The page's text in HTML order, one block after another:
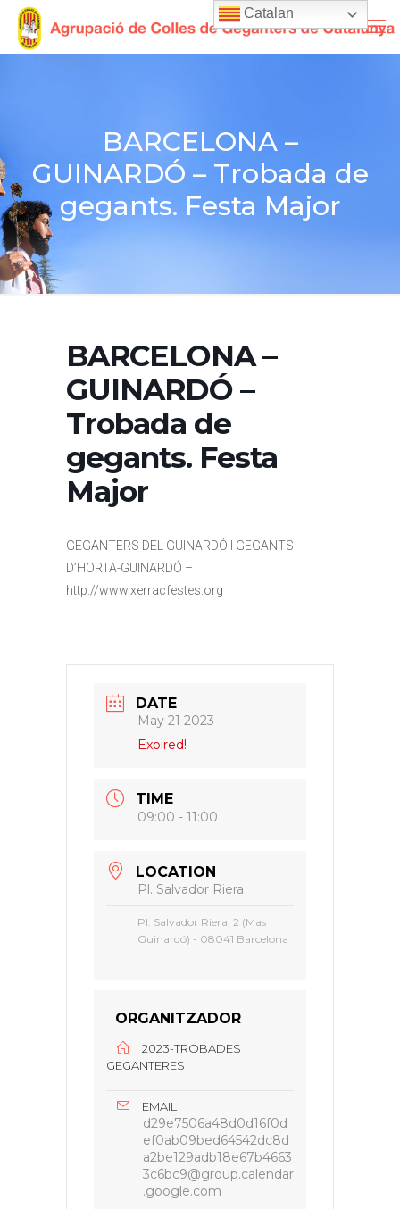
BARCELONA –
GUINARDÓ – Trobada de
gegants. Festa Major
BARCELONA –
GUINARDÓ –
Trobada de
gegants. Festa
Major
GEGANTERS DEL GUINARDÓ I GEGANTS
D’HORTA-GUINARDÓ –
http://www.xerracfestes.org
DATE
May 21 2023
Expired!
TIME
09:00 - 11:00
LOCATION
Pl. Salvador Riera
Pl. Salvador Riera, 2 (Mas
Guinardó) - 08041 Barcelona
ORGANITZADOR
2023-TROBADES
GEGANTERES
EMAIL
d29e7506a48d0d16f0d
ef0ab09bed64542dc8d
a2be129adb18e67b4663
3c6bc9@group.calendar
.google.com
Catalan